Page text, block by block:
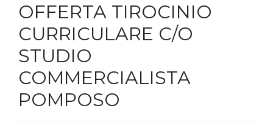
OFFERTA TIROCINIO
CURRICULARE C/O
STUDIO
COMMERCIALISTA
POMPOSO